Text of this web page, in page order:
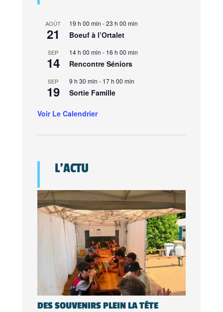
AOÛT
21
19 h 00 min -23 h 00 min
Boeuf à l’Ortalet
SEP
14
14 h 00 min - 16 h 00 min
Rencontre Séniors
SEP
19
9 h 30 min - 17 h 00 min
Sortie Famille
Voir Le Calendrier
L’ACTU
DES SOUVENIRS PLEIN LA TÊTE